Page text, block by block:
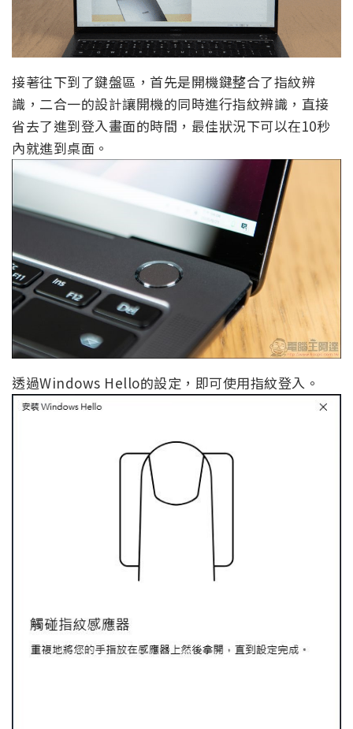
接著往下到了鍵盤區，首先是開機鍵整合了指紋辨
識，二合一的設計讓開機的同時進行指紋辨識，直接
省去了進到登入畫面的時間，最佳狀況下可以在10秒
內就進到桌面。
透過Windows Hello的設定，即可使用指紋登入。